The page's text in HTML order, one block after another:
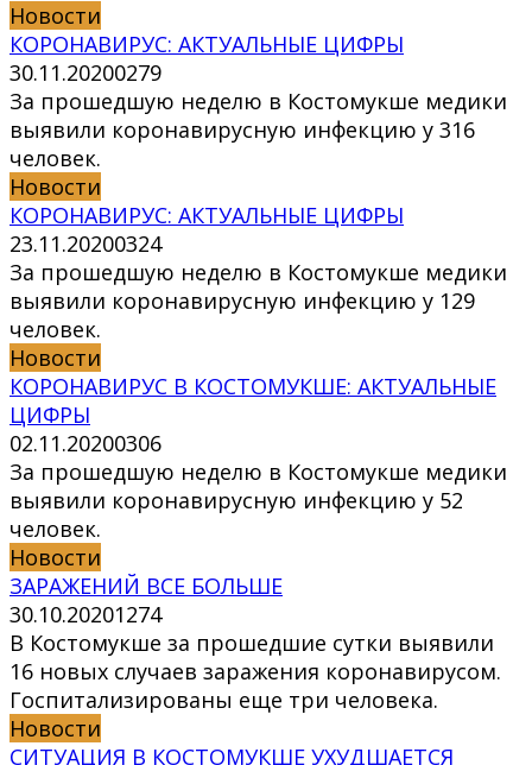
Новости
КОРОНАВИРУС: АКТУАЛЬНЫЕ ЦИФРЫ
30.11.20200279
За прошедшую неделю в Костомукше медики
выявили коронавирусную инфекцию у 316
человек.
Новости
КОРОНАВИРУС: АКТУАЛЬНЫЕ ЦИФРЫ
23.11.20200324
За прошедшую неделю в Костомукше медики
выявили коронавирусную инфекцию у 129
человек.
Новости
КОРОНАВИРУС В КОСТОМУКШЕ: АКТУАЛЬНЫЕ
ЦИФРЫ
02.11.20200306
За прошедшую неделю в Костомукше медики
выявили коронавирусную инфекцию у 52
человек.
Новости
ЗАРАЖЕНИЙ ВСЕ БОЛЬШЕ
30.10.20201274
В Костомукше за прошедшие сутки выявили
16 новых случаев заражения коронавирусом.
Госпитализированы еще три человека.
Новости
СИТУАЦИЯ В КОСТОМУКШЕ УХУДШАЕТСЯ